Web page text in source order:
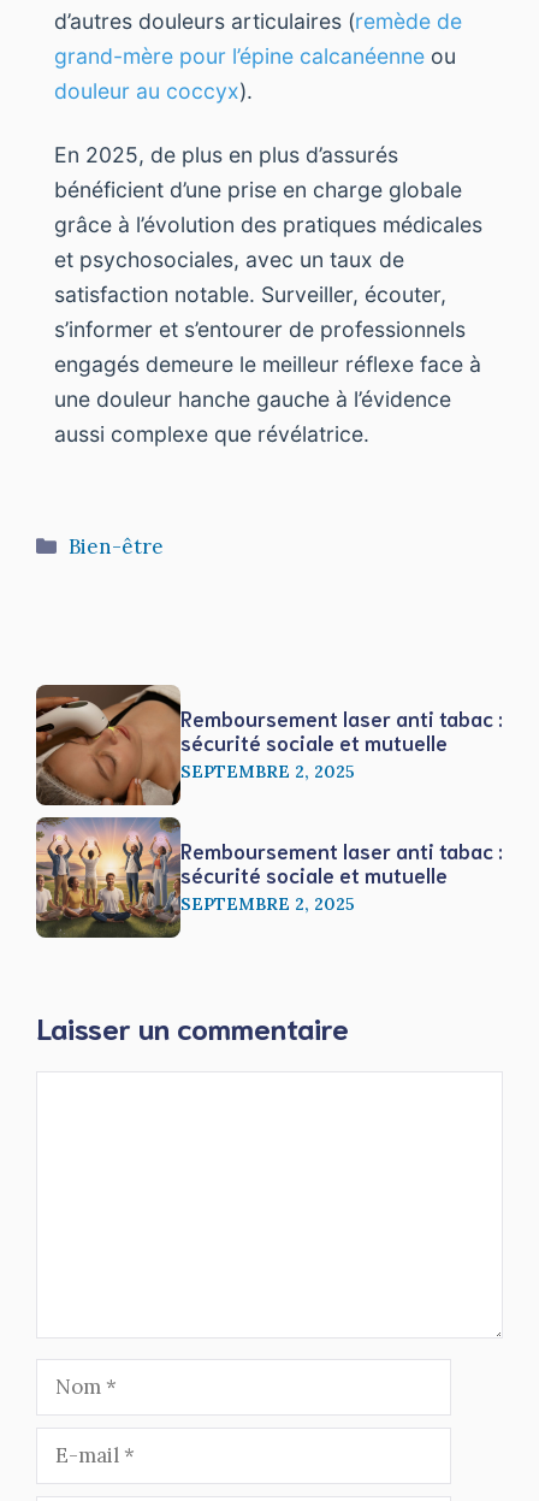
d’autres douleurs articulaires (remède de
grand-mère pour l’épine calcanéenne ou
douleur au coccyx).
En 2025, de plus en plus d’assurés
bénéficient d’une prise en charge globale
grâce à l’évolution des pratiques médicales
et psychosociales, avec un taux de
satisfaction notable. Surveiller, écouter,
s’informer et s’entourer de professionnels
engagés demeure le meilleur réflexe face à
une douleur hanche gauche à l’évidence
aussi complexe que révélatrice.
Catégories
Bien-être
Remboursement laser anti tabac :
sécurité sociale et mutuelle
SEPTEMBRE 2, 2025
Remboursement laser anti tabac :
sécurité sociale et mutuelle
SEPTEMBRE 2, 2025
Laisser un commentaire
mail